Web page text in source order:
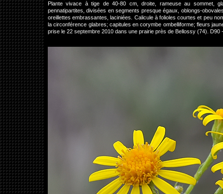
Plante vivace à tige de 40-80 cm, droite, rameuse au sommet,
pennatipartites, divisées en segments presque égaux, oblongs-
oreillettes embrassantes, laciniées. Calicule à folioles courtes et peu
la circonférence glabres; capitules en corymbe ombelliforme; fleurs
prise le 22 septembre 2010 dans une prairie près de Bellossy (74). D90